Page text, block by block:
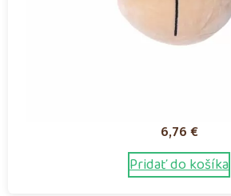
6,76 €
Pridať do košíka